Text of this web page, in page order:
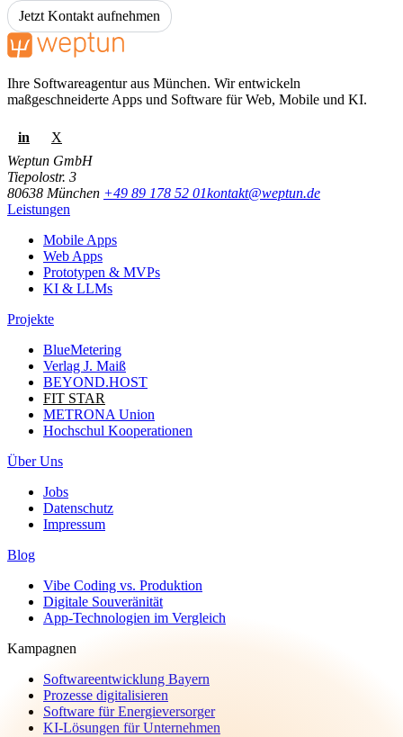
Jetzt Kontakt aufnehmen
Ihre Softwareagentur aus München. Wir entwickeln
maßgeschneiderte Apps und Software für Web, Mobile und KI.
in
X
Weptun GmbH
Tiepolostr. 3
80638 München +49 89 178 52 01kontakt@weptun.de
Leistungen
Mobile Apps
Web Apps
Prototypen & MVPs
KI & LLMs
Projekte
BlueMetering
Verlag J. Maiß
BEYOND.HOST
FIT STAR
METRONA Union
Hochschul Kooperationen
Über Uns
Jobs
Datenschutz
Impressum
Blog
Vibe Coding vs. Produktion
Digitale Souveränität
App-Technologien im Vergleich
Kampagnen
Softwareentwicklung Bayern
Prozesse digitalisieren
Software für Energieversorger
KI-Lösungen für Unternehmen